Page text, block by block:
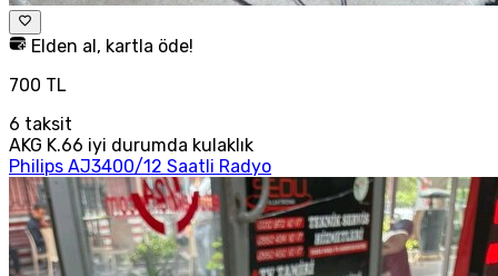
Elden al, kartla öde!
700 TL
6 taksit
AKG K.66 iyi durumda kulaklık
Philips AJ3400/12 Saatli Radyo